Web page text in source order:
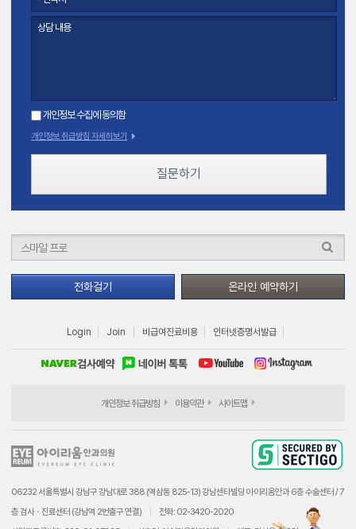
개인정보 수집에 동의함
개인정보 취급방침 자세히보기
질문하기
전화걸기 온라인 예약하기
Login Join 비급여진료비용 인터넷증명서발급
개인정보 취급방침 이용약관 사이트맵
06232 서울특별시 강남구 강남대로 388 (역삼동 825-13) 강남센타빌딩 아이리움안과 6층 수술센터 / 7
층 검사ㆍ진료센터 (강남역 2번출구 연결)
전화: 02-3420-2020